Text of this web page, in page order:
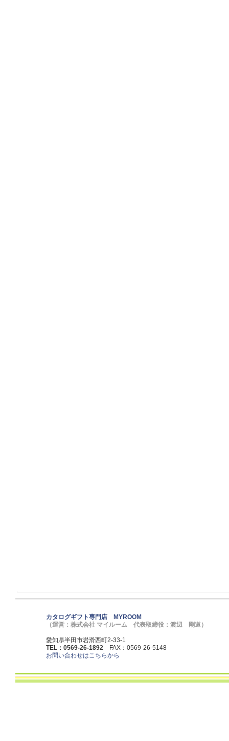
カタログギフト専門店 MYROOM
（運営：株式会社 マイルーム 代表取締役：渡辺 剛道）
愛知県半田市岩滑西町2-33-1
TEL：0569-26-1892 FAX：0569-26-5148
お問い合わせはこちらから